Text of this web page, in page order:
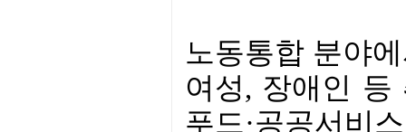
노동통합 분야
여성, 장애인 등
푸드·공공서비